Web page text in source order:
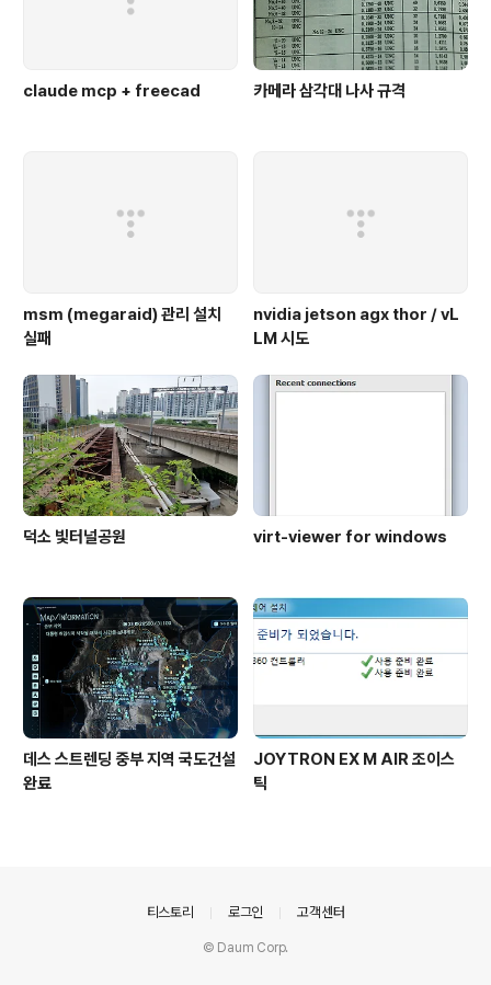
claude mcp + freecad 카메라 삼각대 나사 규격
msm (megaraid) 관리 설치
실패
nvidia jetson agx thor / vL
LM 시도
덕소 빛터널공원 virt-viewer for windows
데스 스트렌딩 중부 지역 국도건설
완료
JOYTRON EX M AIR 조이스
틱
티스토리 로그인 고객센터
© Daum Corp.